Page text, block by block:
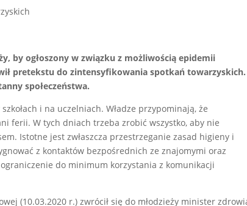
by ogłoszony w związku z możliwością epidemii
pretekstu do zintensyfikowania spotkań towarzyskich.
społeczeństwa.
i na uczelniach. Władze przypominają, że
ferii. W tych dniach trzeba zrobić wszystko, aby nie
Istotne jest zwłaszcza przestrzeganie zasad higieny i
z kontaktów bezpośrednich ze znajomymi oraz
do minimum korzystania z komunikacji
(10.03.2020 r.) zwrócił się do młodzieży minister